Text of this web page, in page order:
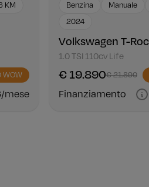
KM
WOW
mese
Benzina Manuale
2024
Volkswagen T-Roc
1.0 TSI 110cv Life
€ 19.890€ 21.890
Finanziamento